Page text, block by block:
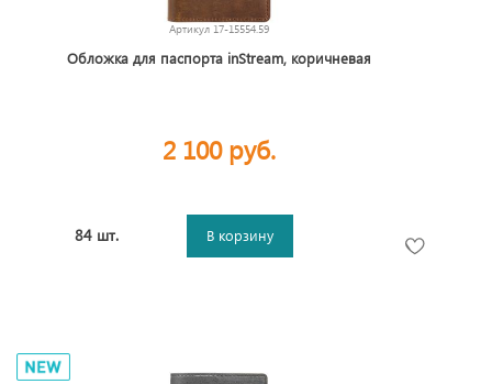
Артикул 17-15554.59
Обложка для паспорта inStream, коричневая
2 100 руб.
84 шт. В корзину